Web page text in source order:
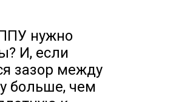
нужно
И, если
зазор между
больше, чем